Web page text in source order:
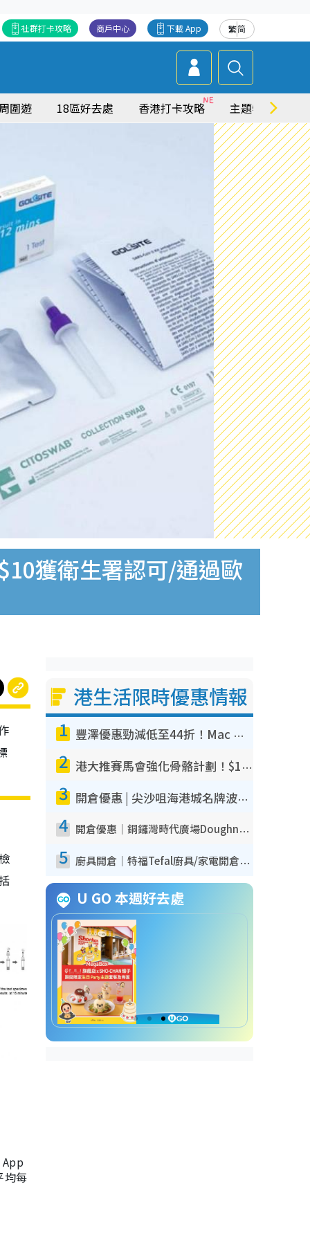
繁简
下載 App
商戶中心
社群打卡攻略
圍遊 18區好去處 香港打卡攻略 主題特集
獲衛生署認可/通過歐
均每
港生活限時優惠情報
1 豐澤優惠勁減低至44折！Mac mini/iPhone17Pro大減價！廚房家電$220起
2 港大推賽馬會強化骨骼計劃！$100骨質密度X光檢查 完成免費運動訓練送超市禮券！附參加資格
3 開倉優惠 | 尖沙咀海港城名牌波鞋開倉低至1折！On鞋$899起／Joy&Peace鞋履$98起
4 開倉優惠｜銅鑼灣時代廣場Doughnut/Campo Marzio開倉低至1折！背囊、書包、手袋劈價$200起
5 廚具開倉｜特福Tefal廚具/家電開倉低至3折！$220起買平底鍋/炒鑊/湯煲！電飯煲/吸塵機/燙斗$418起
U GO 本週好去處